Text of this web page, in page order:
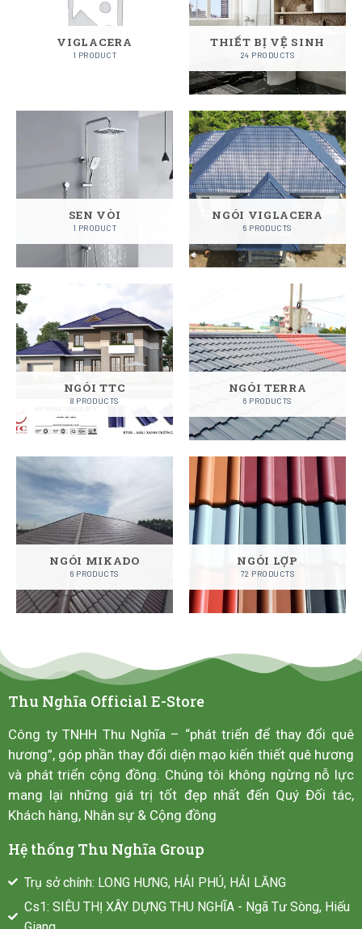
VIGLACERA
1 PRODUCT
THIẾT BỊ VỆ SINH
24 PRODUCTS
SEN VÒI
1 PRODUCT
NGÓI VIGLACERA
6 PRODUCTS
NGÓI TTC
8 PRODUCTS
NGÓI TERRA
6 PRODUCTS
NGÓI MIKADO
6 PRODUCTS
NGÓI LỢP
72 PRODUCTS
Thu Nghĩa Official E-Store
Công ty TNHH Thu Nghĩa – “phát triển để thay đổi quê
hương”, góp phần thay đổi diện mạo kiến thiết quê hương
và phát triển cộng đồng. Chúng tôi không ngừng nỗ lực
mang lại những giá trị tốt đẹp nhất đến Quý Đối tác,
Khách hàng, Nhân sự & Cộng đồng
Hệ thống Thu Nghĩa Group
Trụ sở chính: LONG HƯNG, HẢI PHÚ, HẢI LĂNG
Cs1: SIÊU THỊ XÂY DỰNG THU NGHĨA - Ngã Tư Sòng, Hiếu